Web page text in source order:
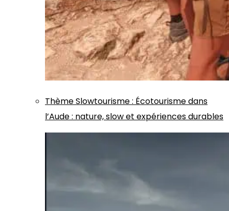
ThèmeSlowtourisme: Écotourisme dans
l’Aude : nature, slow et expériences durables